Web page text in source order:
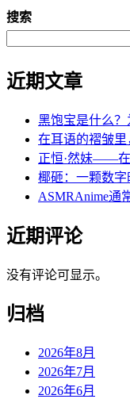
搜索
近期文章
黑饱宝是什么？
在耳语的褶皱
正恒·然妹——
椰砸：一颗数字
ASMRAnime通
近期评论
没有评论可显示。
归档
2026年8月
2026年7月
2026年6月